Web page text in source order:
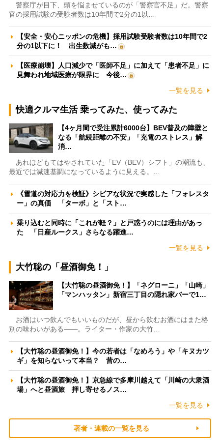
警察庁が目下、頭を悩ませているのが「警察官不足」だ。警察
官の採用試験の受験者数は10年間で2分の1以…
【安全・安心ニッポンの危機】採用試験受験者数は10年間で2
分の1以下に！ 出生数減がも…
【医療崩壊】人口減少で「医師不足」に加えて「患者不足」に
見舞われ地域医療が限界に 今後…
一覧を見る
快適クルマ生活 乗ってみた、使ってみた
【4ヶ月間で受注累計6000台】BEV普及の障壁と
なる「航続距離の不安」「充電のストレス」解
消…
あれほどもてはやされていた「EV（BEV）シフト」の潮流も、
最近では減速基調になっているように見える。…
《雪道の対応力を検証》シビアな状況で実感した「フォレスタ
ー」の真価 「ターボ」と「スト…
乗り込むと同時に「これが軽？」と戸惑うのには理由があっ
た 「日産ルークス」さらなる躍進…
一覧を見る
大竹聡の「昼酒御免！」
【大竹聡の昼酒御免！】「ネグローニ」「山崎」
「マンハッタン」新宿三丁目の隠れ家バーで1…
お酒はいつ飲んでもいいものだが、昼から飲むお酒にはまた格
別の味わいがある――。ライター・作家の大竹…
【大竹聡の昼酒御免！】今の若者は「なめろう」や「キヌカツ
ギ」を知らないって本当？ 昔の…
【大竹聡の昼酒御免！】京急線で多摩川越えて「川崎の大衆酒
場」へと昼酒旅 押し寄せるノス…
一覧を見る
著者・連載の一覧を見る